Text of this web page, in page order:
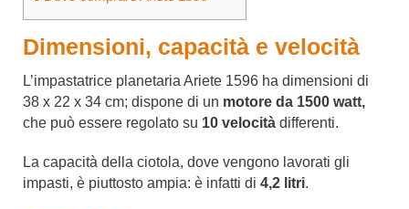
Dimensioni, capacità e velocità
L’impastatrice planetaria Ariete 1596 ha dimensioni di
38 x 22 x 34 cm; dispone di un motore da 1500 watt,
che può essere regolato su 10 velocità differenti.
La capacità della ciotola, dove vengono lavorati gli
impasti, è piuttosto ampia: è infatti di 4,2 litri.